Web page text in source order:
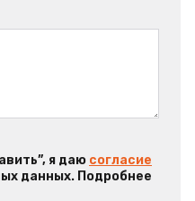
я даю согласие
данных. Подробнее